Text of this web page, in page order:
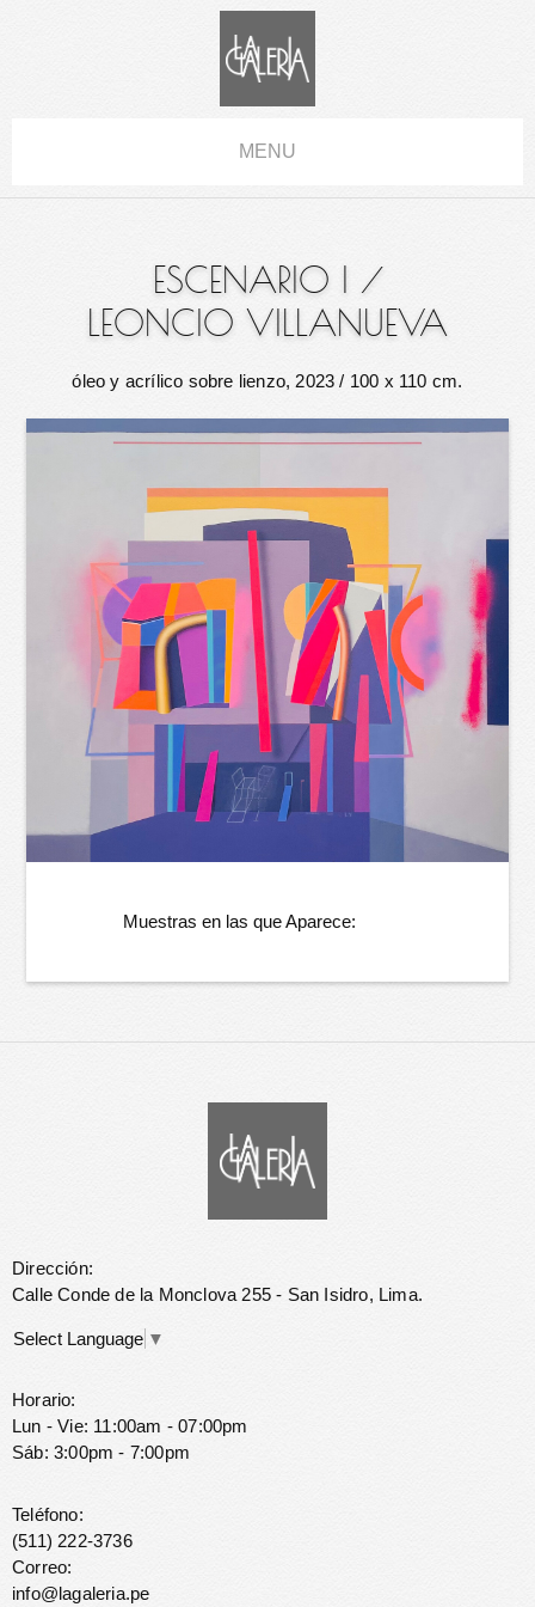
MENU
ESCENARIO I /
LEONCIO VILLANUEVA
óleo y acrílico sobre lienzo, 2023 / 100 x 110 cm.
Muestras en las que Aparece:
Dirección:
Calle Conde de la Monclova 255 - San Isidro, Lima.
Select Language ▼
Horario:
Lun - Vie: 11:00am - 07:00pm
Sáb: 3:00pm - 7:00pm
Teléfono:
(511) 222-3736
Correo:
info@lagaleria.pe